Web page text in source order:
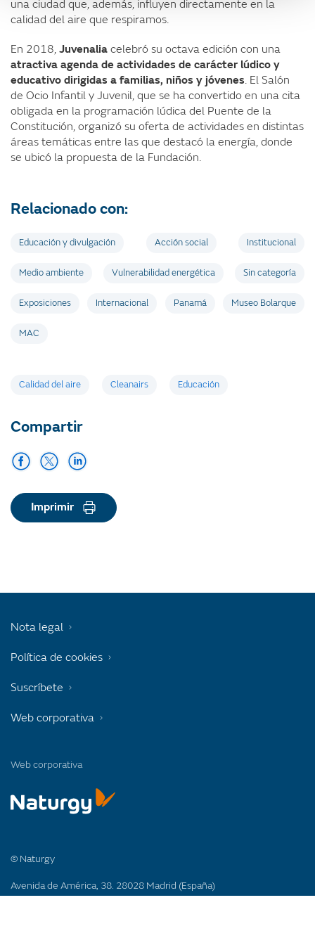
una ciudad que, además, influyen directamente en la
calidad del aire que respiramos.
En 2018, Juvenalia celebró su octava edición con una
atractiva agenda de actividades de carácter lúdico y
educativo dirigidas a familias, niños y jóvenes. El Salón
de Ocio Infantil y Juvenil, que se ha convertido en una cita
obligada en la programación lúdica del Puente de la
Constitución, organizó su oferta de actividades en distintas
áreas temáticas entre las que destacó la energía, donde
se ubicó la propuesta de la Fundación.
Relacionado con:
Educación y divulgación Acción social Institucional
Medio ambiente Vulnerabilidad energética Sin categoría
Exposiciones Internacional Panamá Museo Bolarque
MAC
Etiquetas
Calidad del aire Cleanairs Educación
Compartir
Imprimir
Web corporativa
© Naturgy
Avenida de América, 38. 28028 Madrid (España)
Nota legal
Política de cookies
Suscríbete
Web corporativa